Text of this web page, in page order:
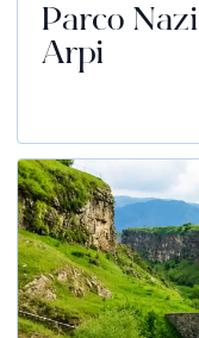
Parco
Arpi